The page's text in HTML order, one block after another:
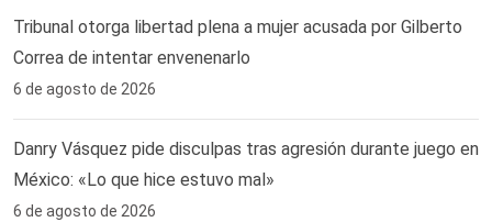
Tribunal otorga libertad plena a mujer acusada por Gilberto
Correa de intentar envenenarlo
6 de agosto de 2026
Danry Vásquez pide disculpas tras agresión durante juego en
México: «Lo que hice estuvo mal»
6 de agosto de 2026